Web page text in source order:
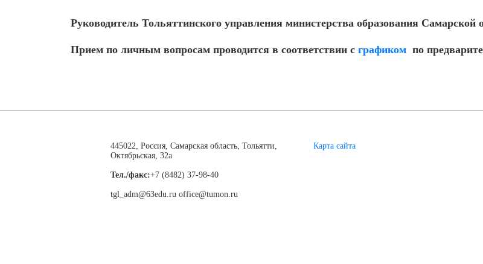
Руководитель Тольяттинского управления министерства образования
Прием по личным вопросам проводится в соответствии с графиком по
445022, Россия, Самарская область, Тольятти,
Октябрьская, 32а
Тел./факс:+7 (8482) 37-98-40
tgl_adm@63edu.ru office@tumon.ru
Карта сайта